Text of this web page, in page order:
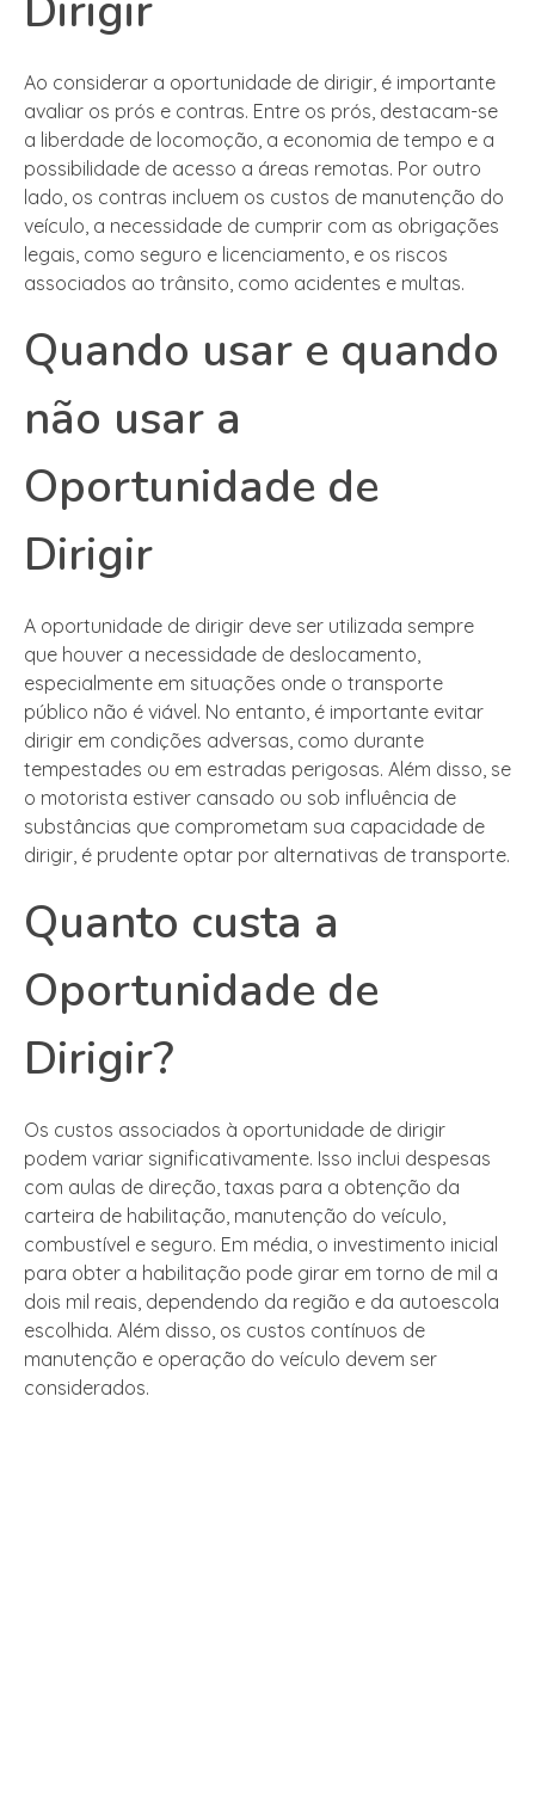
Ao considerar a oportunidade de dirigir, é importante
avaliar os prós e contras. Entre os prós, destacam-se
a liberdade de locomoção, a economia de tempo e a
possibilidade de acesso a áreas remotas. Por outro
lado, os contras incluem os custos de manutenção do
veículo, a necessidade de cumprir com as obrigações
legais, como seguro e licenciamento, e os riscos
associados ao trânsito, como acidentes e multas.
Quando usar e quando
não usar a
Oportunidade de
Dirigir
A oportunidade de dirigir deve ser utilizada sempre
que houver a necessidade de deslocamento,
especialmente em situações onde o transporte
público não é viável. No entanto, é importante evitar
dirigir em condições adversas, como durante
tempestades ou em estradas perigosas. Além disso, se
o motorista estiver cansado ou sob influência de
substâncias que comprometam sua capacidade de
dirigir, é prudente optar por alternativas de transporte.
Quanto custa a
Oportunidade de
Dirigir?
Os custos associados à oportunidade de dirigir
podem variar significativamente. Isso inclui despesas
com aulas de direção, taxas para a obtenção da
carteira de habilitação, manutenção do veículo,
combustível e seguro. Em média, o investimento inicial
para obter a habilitação pode girar em torno de mil a
dois mil reais, dependendo da região e da autoescola
escolhida. Além disso, os custos contínuos de
manutenção e operação do veículo devem ser
considerados.